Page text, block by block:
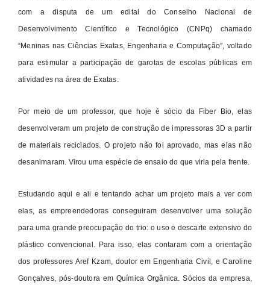
com a disputa de um edital do Conselho Nacional de
Desenvolvimento Científico e Tecnológico (CNPq) chamado
“Meninas nas Ciências Exatas, Engenharia e Computação”, voltado
para estimular a participação de garotas de escolas públicas em
atividades na área de Exatas.
Por meio de um professor, que hoje é sócio da Fiber Bio, elas
desenvolveram um projeto de construção de impressoras 3D a partir
de materiais reciclados. O projeto não foi aprovado, mas elas não
desanimaram. Virou uma espécie de ensaio do que viria pela frente.
Estudando aqui e ali e tentando achar um projeto mais a ver com
elas, as empreendedoras conseguiram desenvolver uma solução
para uma grande preocupação do trio: o uso e descarte extensivo do
plástico convencional. Para isso, elas contaram com a orientação
dos professores Aref Kzam, doutor em Engenharia Civil, e Caroline
Gonçalves, pós-doutora em Química Orgânica. Sócios da empresa,